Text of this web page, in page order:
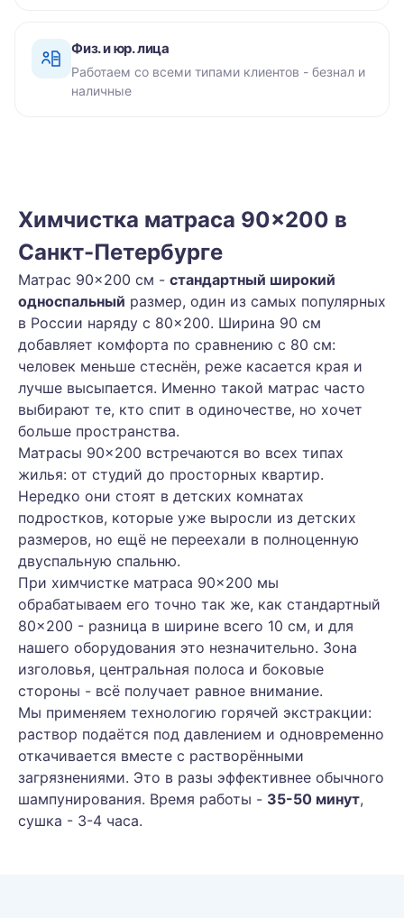
Физ. и юр. лица
Работаем со всеми типами клиентов - безнал и
наличные
Химчистка матраса 90×200 в
Санкт-Петербурге
Матрас 90×200 см - стандартный широкий
односпальный размер, один из самых популярных
в России наряду с 80×200. Ширина 90 см
добавляет комфорта по сравнению с 80 см:
человек меньше стеснён, реже касается края и
лучше высыпается. Именно такой матрас часто
выбирают те, кто спит в одиночестве, но хочет
больше пространства.
Матрасы 90×200 встречаются во всех типах
жилья: от студий до просторных квартир.
Нередко они стоят в детских комнатах
подростков, которые уже выросли из детских
размеров, но ещё не переехали в полноценную
двуспальную спальню.
При химчистке матраса 90×200 мы
обрабатываем его точно так же, как стандартный
80×200 - разница в ширине всего 10 см, и для
нашего оборудования это незначительно. Зона
изголовья, центральная полоса и боковые
стороны - всё получает равное внимание.
Мы применяем технологию горячей экстракции:
раствор подаётся под давлением и одновременно
откачивается вместе с растворёнными
загрязнениями. Это в разы эффективнее обычного
шампунирования. Время работы - 35-50 минут,
сушка - 3-4 часа.